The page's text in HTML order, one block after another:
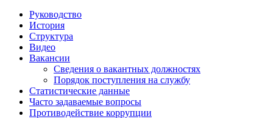
Руководство
История
Структура
Видео
Вакансии
Сведения о вакантных должностях
Порядок поступления на службу
Статистические данные
Часто задаваемые вопросы
Противодействие коррупции